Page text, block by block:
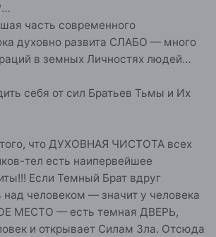
часть современного
духовно развита СЛАБО — много
в земных Личностях людей…
себя от сил Братьев Тьмы и Их
что ДУХОВНАЯ ЧИСТОТА всех
тел есть наипервейшее
Если Темный Брат вдруг
над человеком — значит у человека
МЕСТО — есть темная ДВЕРЬ,
и открывает Силам Зла. Отсюда